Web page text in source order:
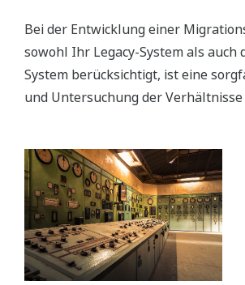
Bei der Entwicklung einer
sowohl Ihr Legacy-System als auch
System berücksichtigt, ist eine
und Untersuchung der